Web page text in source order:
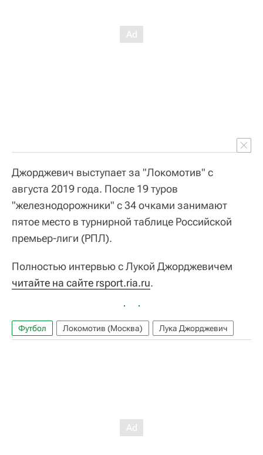
Джорджевич выступает за "Локомотив" с
августа 2019 года. После 19 туров
"железнодорожники" с 34 очками занимают
пятое место в турнирной таблице Российской
премьер-лиги (РПЛ).
Полностью интервью с Лукой Джорджевичем
читайте на сайте rsport.ria.ru.
Футбол Локомотив (Москва) Лука Джорджевич